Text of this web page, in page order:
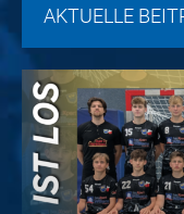
AKTUELLE